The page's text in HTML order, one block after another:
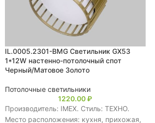
IL.0005.2301-BMG Светильник GX53
1*12W настенно-потолочный спот
Черный/Матовое Золото
Потолочные светильники
1220.00₽
Производитель: IMEX. Стиль: ТЕХНО.
Место расположения: кухня, прихожая,